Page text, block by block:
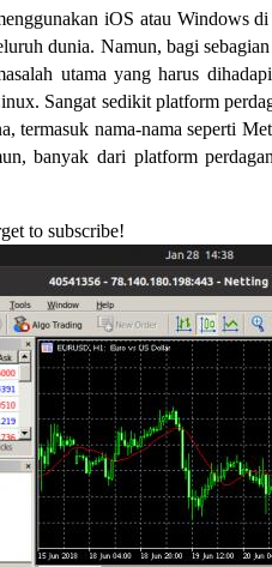
iOS atau Windows
dunia. Namun, bagi
utama yang harus
Sangat sedikit platform
termasuk nama-nama seperti
banyak dari platform
to subscribe!